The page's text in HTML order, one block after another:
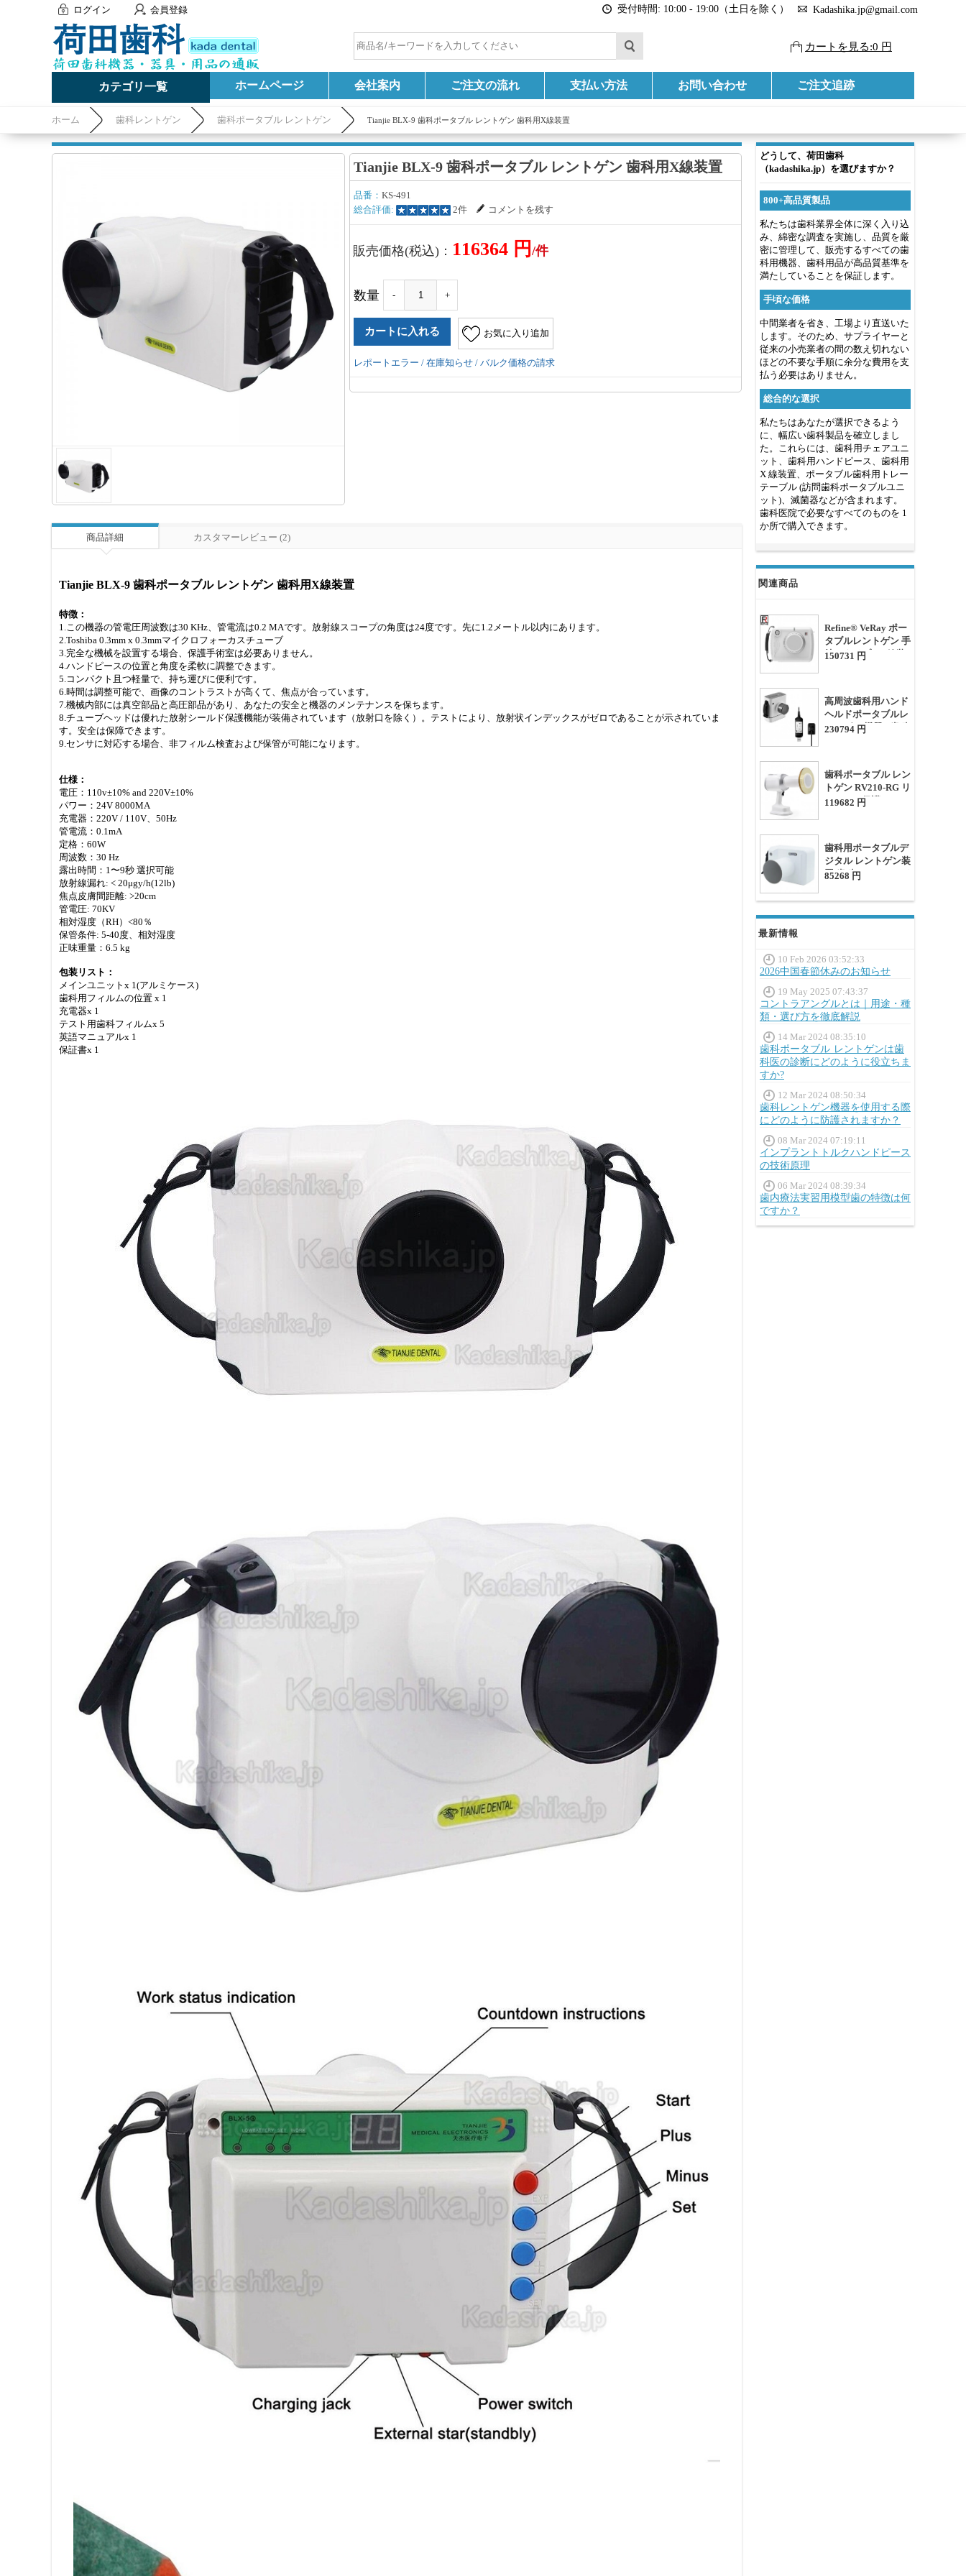
ログイン 会員登録 受付時間: 10:00 - 19:00（土日を除く） Kadashika.jp@gmail.com
カートを見る:0 円
カテゴリ一覧 ホームページ 会社案内 ご注文の流れ 支払い方法 お問い合わせ ご注文追跡
ホーム 歯科レントゲン 歯科ポータブル レントゲン Tianjie BLX-9 歯科ポータブル レントゲン 歯科用X線装置
どうして、荷田歯科
（kadashika.jp）を選びますか？
800+高品質製品
私たちは歯科業界全体に深く入り込
み、綿密な調査を実施し、品質を厳
密に管理して、販売するすべての歯
科用機器、歯科用品が高品質基準を
満たしていることを保証します。
手頃な価格
中間業者を省き、工場より直送いた
します。そのため、サプライヤーと
従来の小売業者の間の数え切れない
ほどの不要な手順に余分な費用を支
払う必要はありません。
総合的な選択
私たちはあなたが選択できるよう
に、幅広い歯科製品を確立しまし
た。これらには、歯科用チェアユニ
ット、歯科用ハンドピース、歯科用
X 線装置、ポータブル歯科用トレー
テーブル (訪問歯科ポータブルユニ
ット)、滅菌器などが含まれます。
歯科医院で必要なすべてのものを 1
か所で購入できます。
関連商品
Refine® VeRay ポー
タブルレントゲン 手
持ちタイプのX線装
150731 円
高周波歯科用ハンド
ヘルドポータブルレ
ントゲン 機器+ 歯科
230794 円
歯科ポータブル レン
トゲン RV210-RG リ
モコンと保護シール
119682 円
歯科用ポータブルデ
ジタル レントゲン装
置 歯科ハンドヘルド
85268 円
最新情報
10 Feb 2026 03:52:33
2026中国春節休みのお知らせ
19 May 2025 07:43:37
コントラアングルとは｜用途・種
類・選び方を徹底解説
14 Mar 2024 08:35:10
歯科ポータブル レントゲンは歯
科医の診断にどのように役立ちま
すか?
12 Mar 2024 08:50:34
歯科レントゲン機器を使用する際
にどのように防護されますか？
08 Mar 2024 07:19:11
インプラントトルクハンドピース
の技術原理
06 Mar 2024 08:39:34
歯内療法実習用模型歯の特徴は何
ですか？
Tianjie BLX-9 歯科ポータブル レントゲン 歯科用X線装置
品番： KS-491
総合評価:
2件 コメントを残す
販売価格(税込)： 116364 円 /件
数量 - +
お気に入り追加
レポートエラー / 在庫知らせ / バルク価格の請求
商品詳細 カスタマーレビュー (2)
Tianjie BLX-9 歯科ポータブル レントゲン 歯科用X線装置
特徴：
1.この機器の管電圧周波数は30 KHz、管電流は0.2 MAです。放射線スコープの角度は24度です。先に1.2メートル以内にあります。
2.Toshiba 0.3mm x 0.3mmマイクロフォーカスチューブ
3.完全な機械を設置する場合、保護手術室は必要ありません。
4.ハンドピースの位置と角度を柔軟に調整できます。
5.コンパクト且つ軽量で、持ち運びに便利です。
6.時間は調整可能で、画像のコントラストが高くて、焦点が合っています。
7.機械内部には真空部品と高圧部品があり、あなたの安全と機器のメンテナンスを保ちます。
8.チューブヘッドは優れた放射シールド保護機能が装備されています（放射口を除く）。テストにより、放射状インデックスがゼロであることが示されていま
す。安全は保障できます。
9.センサに対応する場合、非フィルム検査および保管が可能になります。
仕様：
電圧：110v±10% and 220V±10%
パワー：24V 8000MA
充電器：220V / 110V、50Hz
管電流：0.1mA
定格：60W
周波数：30 Hz
露出時間：1〜9秒 選択可能
放射線漏れ: < 20μgy/h(12lb)
焦点皮膚間距離: >20cm
管電圧: 70KV
相対湿度（RH）<80％
保管条件: 5-40度、相対湿度
正味重量：6.5 kg
包装リスト：
メインユニットx 1(アルミケース)
歯科用フィルムの位置 x 1
充電器x 1
テスト用歯科フィルムx 5
英語マニュアルx 1
保証書x 1